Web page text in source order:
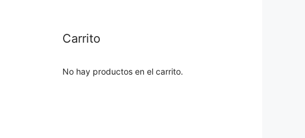
Carrito
No hay productos en el carrito.